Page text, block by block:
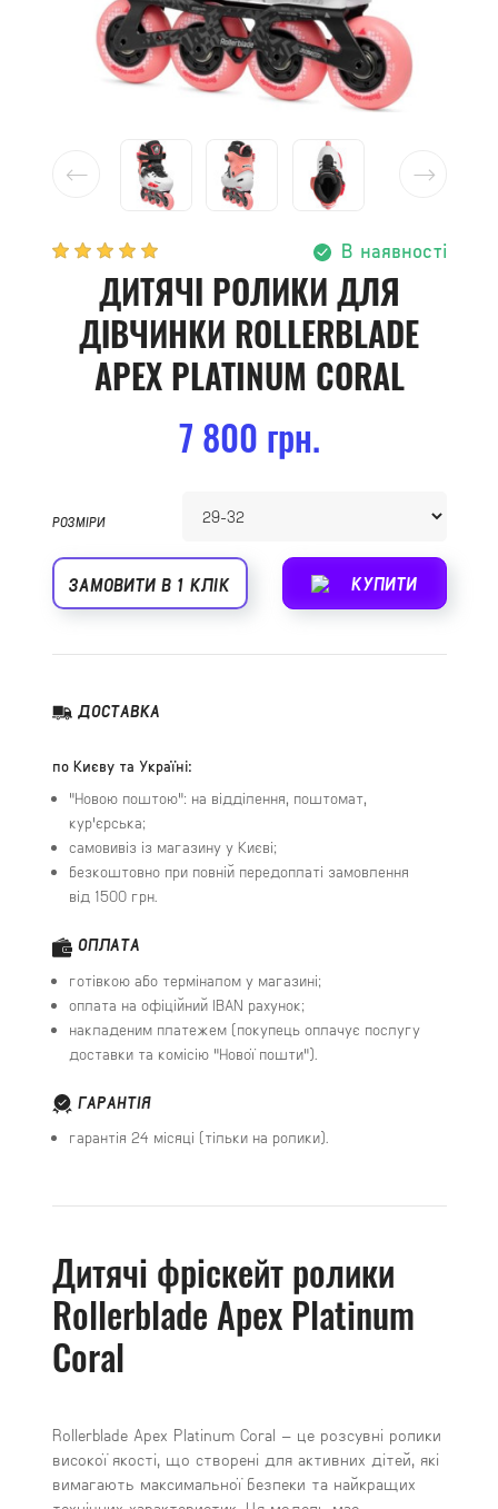
В наявності
ДИТЯЧІ РОЛИКИ ДЛЯ
ДІВЧИНКИ ROLLERBLADE
APEX PLATINUM CORAL
7 800 грн.
РОЗМІРИ
КУПИТИ
ЗАМОВИТИ В 1 КЛІК
ДОСТАВКА
по Києву та Україні:
"Новою поштою": на відділення, поштомат,
кур'єрська;
самовивіз із магазину у Києві;
безкоштовно при повній передоплаті замовлення
від 1500 грн.
ОПЛАТА
готівкою або терміналом у магазині;
оплата на офіційний IBAN рахунок;
накладеним платежем (покупець оплачує послугу
доставки та комісію "Нової пошти").
ГАРАНТІЯ
гарантія 24 місяці (тільки на ролики).
Дитячі фріскейт ролики
Rollerblade Apex Platinum
Coral
Rollerblade Apex Platinum Coral – це розсувні ролики
високої якості, що створені для активних дітей, які
вимагають максимальної безпеки та найкращих